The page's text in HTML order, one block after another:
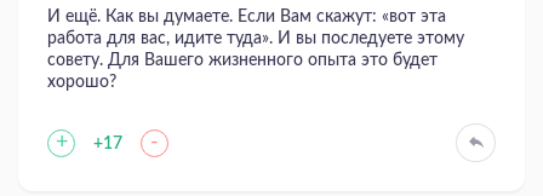
И ещё. Как вы думаете. Если Вам скажут: «вот эта
работа для вас, идите туда». И вы последуете этому
совету. Для Вашего жизненного опыта это будет
хорошо?
+ +17 -